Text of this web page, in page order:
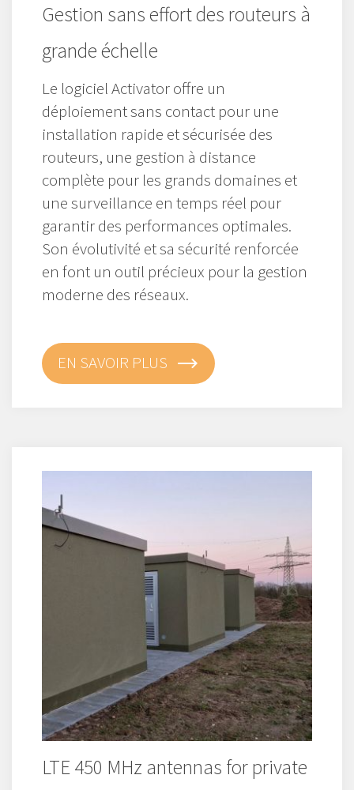
Gestion sans effort des routeurs à
grande échelle
Le logiciel Activator offre un
déploiement sans contact pour une
installation rapide et sécurisée des
routeurs, une gestion à distance
complète pour les grands domaines et
une surveillance en temps réel pour
garantir des performances optimales.
Son évolutivité et sa sécurité renforcée
en font un outil précieux pour la gestion
moderne des réseaux.
EN SAVOIR PLUS
LTE 450 MHz antennas for private